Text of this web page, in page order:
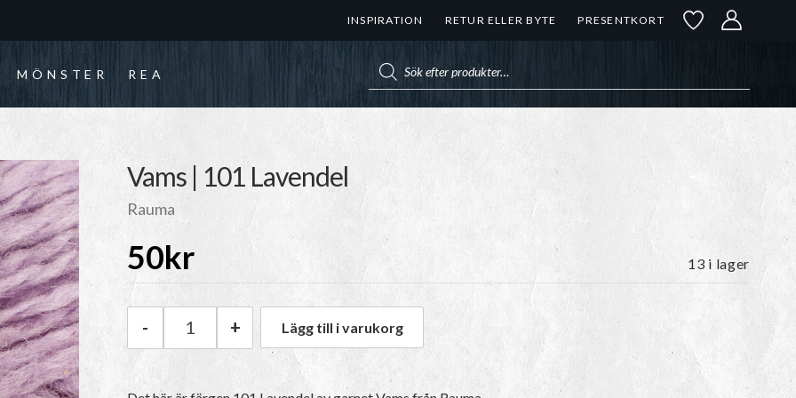
INSPIRATION RETUR ELLER BYTE PRESENTKORT
MÖNSTER REA
Vams | 101 Lavendel
Rauma
50kr 13 i lager
Rauma Vams | 101 Lavendel mängd
- + Lägg till i varukorg